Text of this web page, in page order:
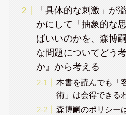
「具体的な刺激」が
かにして「抽象的な
ばいいのかを、森博
な問題についてどう
か』から考える
本書を読んでも「
術」は会得できる
森博嗣のポリシー